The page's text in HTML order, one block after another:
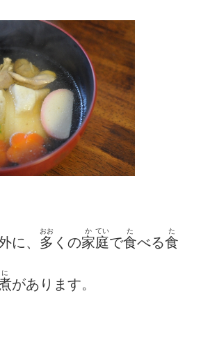
に、 多
おお
くの家
か
庭
てい
で食
た
べる食
た
に
があります。